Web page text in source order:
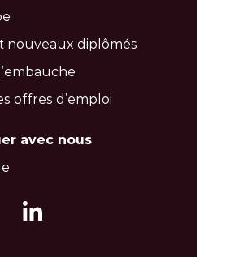
nouveaux diplômés
offres d’emploi
avec nous